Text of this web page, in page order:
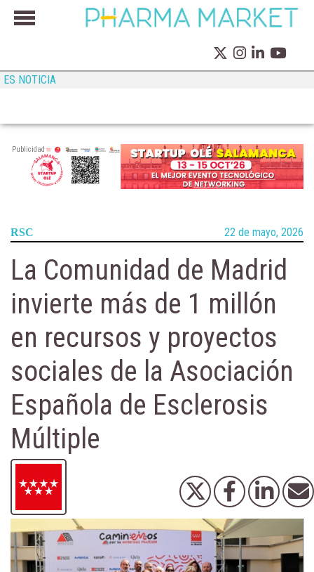
ES NOTICIA
Publicidad
RSC 22 de mayo, 2026
La Comunidad de Madrid
invierte más de 1 millón
en recursos y proyectos
sociales de la Asociación
Española de Esclerosis
Múltiple